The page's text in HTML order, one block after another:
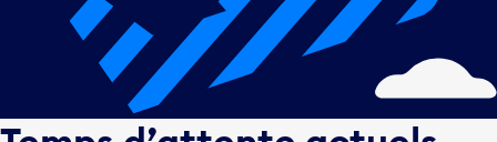
Temps d’attente actuels